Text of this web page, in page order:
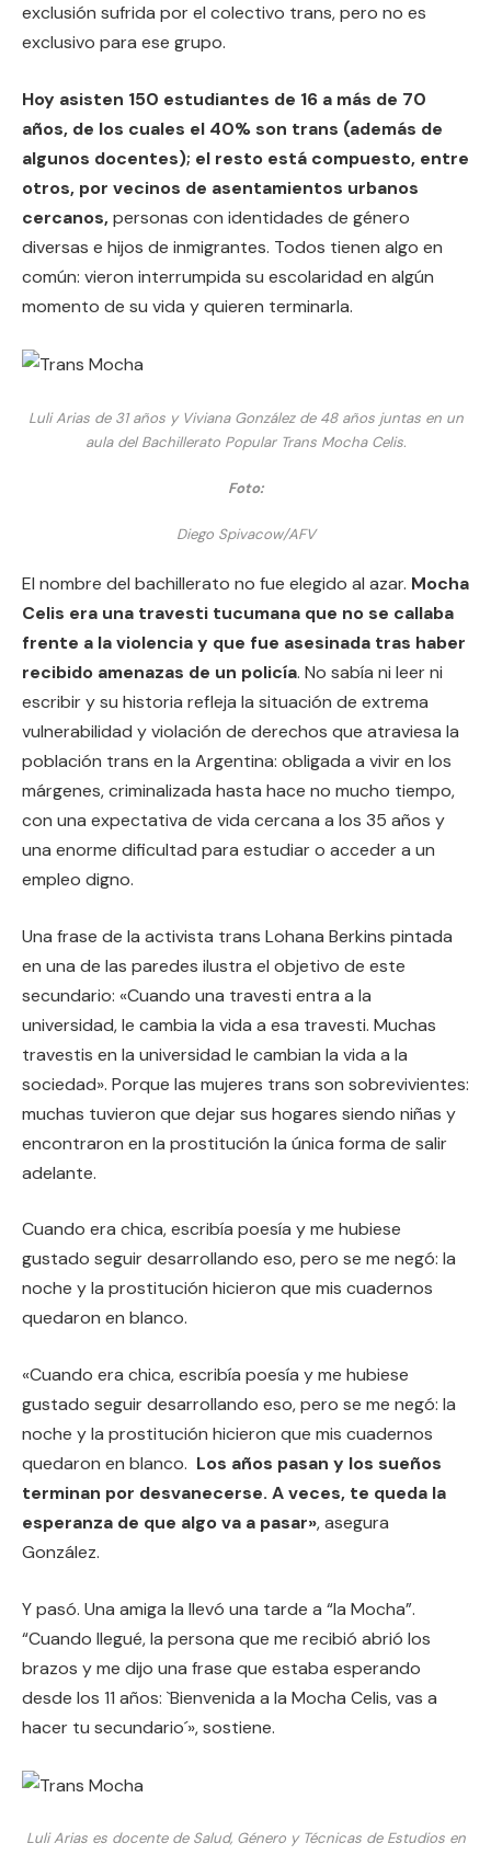
exclusión sufrida por el colectivo trans, pero no es
exclusivo para ese grupo.
Hoy asisten 150 estudiantes de 16 a más de 70
años, de los cuales el 40% son trans (además de
algunos docentes); el resto está compuesto, entre
otros, por vecinos de asentamientos urbanos
cercanos,personas con identidades de género
diversas e hijos de inmigrantes. Todos tienen algo en
común: vieron interrumpida su escolaridad en algún
momento de su vida y quieren terminarla.
Luli Arias de 31 años y Viviana González de 48 años juntas en un
aula del Bachillerato Popular Trans Mocha Celis.
Foto:
Diego Spivacow/AFV
El nombre del bachillerato no fue elegido al azar. Mocha
Celis era una travesti tucumana que no se callaba
frente a la violencia y que fue asesinada tras haber
recibido amenazas de un policía. No sabía ni leer ni
escribir y su historia refleja la situación de extrema
vulnerabilidad y violación de derechos que atraviesa la
población trans en la Argentina: obligada a vivir en los
márgenes, criminalizada hasta hace no mucho tiempo,
con una expectativa de vida cercana a los 35 años y
una enorme dificultad para estudiar o acceder a un
empleo digno.
Una frase de la activista trans Lohana Berkins pintada
en una de las paredes ilustra el objetivo de este
secundario: «Cuando una travesti entra a la
universidad, le cambia la vida a esa travesti. Muchas
travestis en la universidad le cambian la vida a la
sociedad». Porque las mujeres trans son sobrevivientes:
muchas tuvieron que dejar sus hogares siendo niñas y
encontraron en la prostitución la única forma de salir
adelante.
Cuando era chica, escribía poesía y me hubiese
gustado seguir desarrollando eso, pero se me negó: la
noche y la prostitución hicieron que mis cuadernos
quedaron en blanco.
«Cuando era chica, escribía poesía y me hubiese
gustado seguir desarrollando eso, pero se me negó: la
noche y la prostitución hicieron que mis cuadernos
quedaron en blanco. Los años pasan y los sueños
terminan por desvanecerse. A veces, te queda la
esperanza de que algo va a pasar», asegura
González.
Y pasó. Una amiga la llevó una tarde a “la Mocha”.
“Cuando llegué, la persona que me recibió abrió los
brazos y me dijo una frase que estaba esperando
desde los 11 años: `Bienvenida a la Mocha Celis, vas a
hacer tu secundario´», sostiene.
Luli Arias es docente de Salud, Género y Técnicas de Estudios en